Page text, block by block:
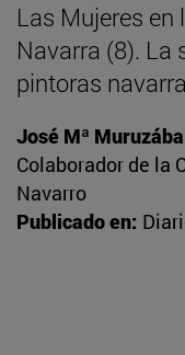
Las Mujeres en
Navarra (8). La
pintoras
José Mª
Colaborador de la
Navarro
Publicado en: